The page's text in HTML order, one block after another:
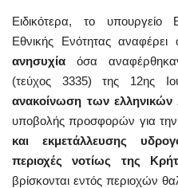
Ειδικότερα, το
Εθνικής Ενότητας
ανησυχία όσα
(τεύχος 3335) της 12ης
ανακοίνωση των
υποβολής προσφορών για την
και εκμετάλλευσης
περιοχές νοτίως της
βρίσκονται εντός περιοχών